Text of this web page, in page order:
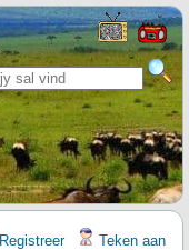
Registreer
Teken aan